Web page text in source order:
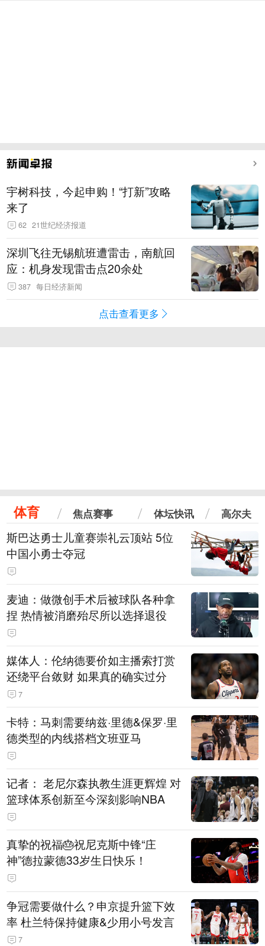
宇树科技，今起申购！“打新”攻略
来了
62 21世纪经济报道
深圳飞往无锡航班遭雷击，南航回
应：机身发现雷击点20余处
387 每日经济新闻
点击查看更多
体育 焦点赛事 体坛快讯 高尔夫
斯巴达勇士儿童赛崇礼云顶站 5位
中国小勇士夺冠
麦迪：做微创手术后被球队各种拿
捏 热情被消磨殆尽所以选择退役
媒体人：伦纳德要价如主播索打赏
还绕平台敛财 如果真的确实过分
7
卡特：马刺需要纳兹·里德&保罗·里
德类型的内线搭档文班亚马
记者： 老尼尔森执教生涯更辉煌 对
篮球体系创新至今深刻影响NBA
真挚的祝福🎂祝尼克斯中锋“庄
神”德拉蒙德33岁生日快乐！
争冠需要做什么？申京提升篮下效
率 杜兰特保持健康&少用小号发言
7